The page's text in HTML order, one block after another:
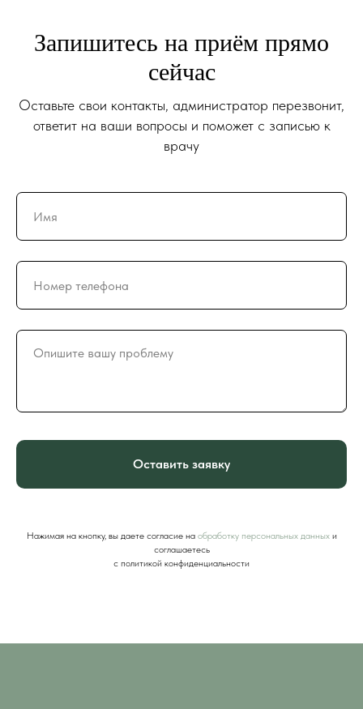
Запишитесь на приём прямо
сейчас
Оставьте свои контакты, администратор перезвонит,
ответит на ваши вопросы и поможет с записью к
врачу
Оставить заявку
Нажимая на кнопку, вы даете согласие на обработку персональных данныхи
соглашаетесь
c политикой конфиденциальности